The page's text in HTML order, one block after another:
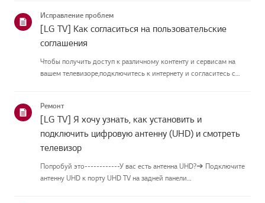
руководство создано...
Исправление проблем
[LG TV] Как согласиться на пользовательские
соглашения
Чтобы получить доступ к различному контенту и сервисам на
вашем телевизоре,подключитесь к интернету и согласитесь с
вашеготелевизора и ...
Ремонт
[LG TV] Я хочу узнать, как установить и
подключить цифровую антенну (UHD) и смотреть
телевизор
Попробуй это------------У вас есть антенна UHD?➔ Подключите
антенну UHD к порту UHD TV на задней панели